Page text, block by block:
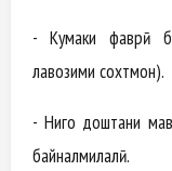
- Кумаки фаврӣ
лавозими сохтмон).
- Нигоҳ доштани
байналмилалӣ.